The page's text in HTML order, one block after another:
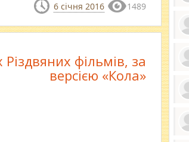
6 січня 2016 1489
фільмів, за
версією «Кола»